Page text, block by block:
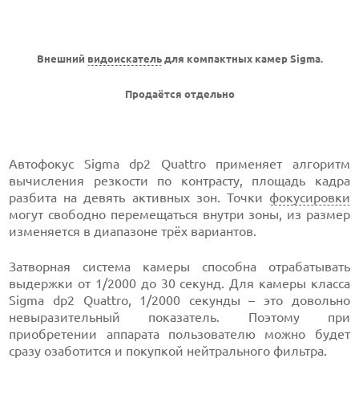
Внешний видоискательдля компактных камер Sigma.
Продаётся отдельно
Автофокус Sigma dp2 Quattro применяет алгоритм
вычисления резкости по контрасту, площадь кадра
разбита на девять активных зон. Точки фокусировки
могут свободно перемещаться внутри зоны, из размер
изменяется в диапазоне трёх вариантов.
Затворная система камеры способна отрабатывать
выдержки от 1/2000 до 30 секунд. Для камеры класса
Sigma dp2 Quattro, 1/2000 секунды – это довольно
невыразительный показатель. Поэтому при
приобретении аппарата пользователю можно будет
сразу озаботится и покупкой нейтрального фильтра.